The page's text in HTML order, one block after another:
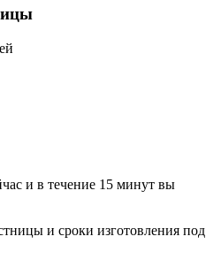
и в течение 15 минут вы
и сроки изготовления под